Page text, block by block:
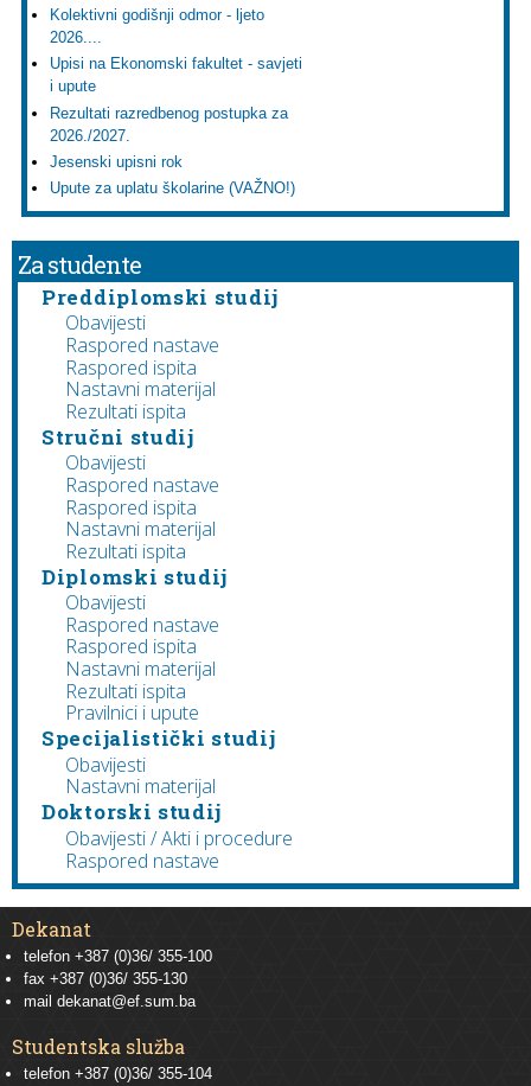
Kolektivni godišnji odmor - ljeto
2026....
Upisi na Ekonomski fakultet - savjeti
i upute
Rezultati razredbenog postupka za
2026./2027.
Jesenski upisni rok
Upute za uplatu školarine (VAŽNO!)
Za studente
Preddiplomski studij
Obavijesti
Raspored nastave
Raspored ispita
Nastavni materijal
Rezultati ispita
Stručni studij
Obavijesti
Raspored nastave
Raspored ispita
Nastavni materijal
Rezultati ispita
Diplomski studij
Obavijesti
Raspored nastave
Raspored ispita
Nastavni materijal
Rezultati ispita
Pravilnici i upute
Specijalistički studij
Obavijesti
Nastavni materijal
Doktorski studij
Obavijesti / Akti i procedure
Raspored nastave
Dekanat
telefon +387 (0)36/ 355-100
fax +387 (0)36/ 355-130
mail dekanat@ef.sum.ba
Studentska služba
telefon +387 (0)36/ 355-104